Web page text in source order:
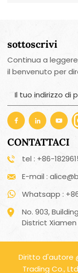
sottoscrivi
Continua a
il benvenuto per
CONTATTACI
tel : +86-
E-mail :
Whatsapp :
No. 903,
District Xiamen
Diritto d'autore
Trading Co.,